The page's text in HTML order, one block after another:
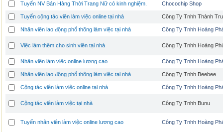
Tuyển NV Bán Hàng Thời Trang Nữ có kinh nghiệm. Chocochip Shop
Tuyển cộng tác viên làm việc online tại nhà Công Ty Tnhh Thành
Nhân viên lao động phổ thông làm việc tại nhà Công Ty Tnhh Hoàng
Việc làm thêm cho sinh viên tại nhà Công Ty Tnhh Hoàng
Nhân viên làm việc online lương cao Công Ty Tnhh Hoàng
Nhân viên lao động phổ thông làm việc tại nhà Công Ty Tnhh Beebee
Cộng tác viên làm việc online tại nhà Công Ty Tnhh Hoàng
Cộng tác viên làm việc tại nhà Công Ty Tnhh Bunu
Tuyển nhân viên làm việc online lương cao Công Ty Tnhh Hoàng